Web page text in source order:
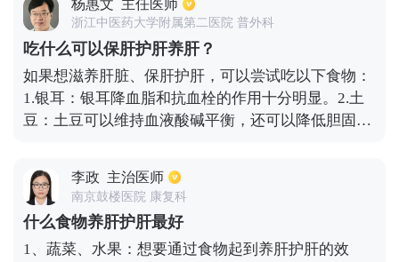
到养肝护肝，改善肝功能的作用。
杨惠文 主任医师
浙江中医药大学附属第二医院 普外科
吃什么可以保肝护肝养肝？
如果想滋养肝脏、保肝护肝，可以尝试吃以下食物：
1.银耳：银耳降血脂和抗血栓的作用十分明显。2.土
豆：土豆可以维持血液酸碱平衡，还可以降低胆固
动脉血流量，还能促进脂肪代谢。4.菊花：菊花可以
降血脂，降压作用比较稳定。
李政 主治医师
南京鼓楼医院 康复科
什么食物养肝护肝最好
1、蔬菜、水果：想要通过食物起到养肝护肝的效